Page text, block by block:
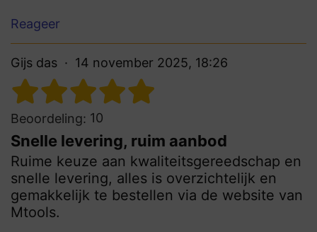
Reageer
Gijs das 14 november 2025, 18:26
Beoordeling: 10
Snelle levering, ruim aanbod
Ruime keuze aan kwaliteitsgereedschap en
snelle levering, alles is overzichtelijk en
gemakkelijk te bestellen via de website van
Mtools.